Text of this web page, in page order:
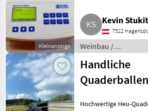
Kleinanzeige
Schwefel im Wein. Inkl.
Ersatzreagenzien und
Bedienungsanleitung
Deutsch und Englisch.
Kevin
7522
Weinbau /
Kellereimaschinen
Handliche
Quaderballen
Hochwertige Heu-